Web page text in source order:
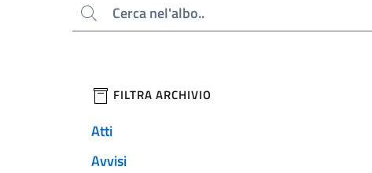
Cerca
filtri da applicare
FILTRA ARCHIVIO
Atti
Avvisi